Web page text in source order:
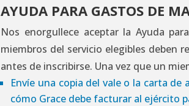
AYUDA PARA GASTOS DE
Nos enorgullece aceptar la Ayuda
miembros del servicio elegibles deben
antes de inscribirse. Una vez que un
Envíe una copia del vale o la carta
cómo Grace debe facturar al ejército